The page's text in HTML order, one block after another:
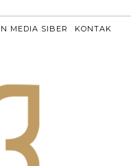
MEDIA SIBER KONTAK